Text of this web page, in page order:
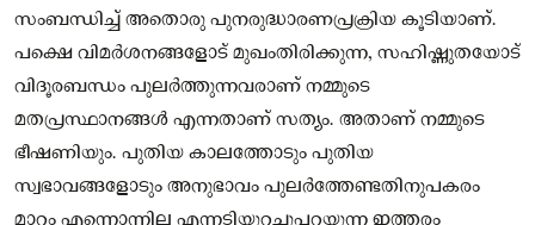
സംബന്ധിച്ച് അതൊരു പുനരുദ്ധാരണപ്രക്രിയ കൂടിയാണ്.
പക്ഷെ വിമർശനങ്ങളോട് മുഖംതിരിക്കുന്ന, സഹിഷ്ണുതയോട്
വിദൂരബന്ധം പുലർത്തുന്നവരാണ് നമ്മുടെ
മതപ്രസ്ഥാനങ്ങൾ എന്നതാണ് സത്യം. അതാണ് നമ്മുടെ
ഭീഷണിയും. പുതിയ കാലത്തോടും പുതിയ
സ്വഭാവങ്ങളോടും അനുഭാവം പുലർത്തേണ്ടതിനുപകരം
മാറ്റം എന്നൊന്നില്ല എന്നടിയുറച്ചുപറയുന്ന ഇത്തരം